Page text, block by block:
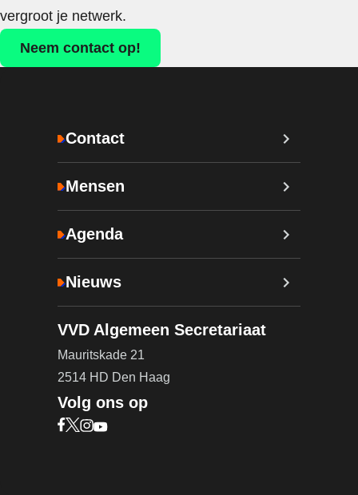
vergroot je netwerk.
Neem contact op!
Contact
Mensen
Agenda
Nieuws
VVD Algemeen Secretariaat
Mauritskade 21
2514 HD Den Haag
Volg ons op
Bezoek onze Facebook pagina (opent in nieuw
Bezoek onze X pagina (opent in nieuw tabblad)
Bezoek onze Instagram pagina (opent in
Bezoek onze YouTube pagina (opent in